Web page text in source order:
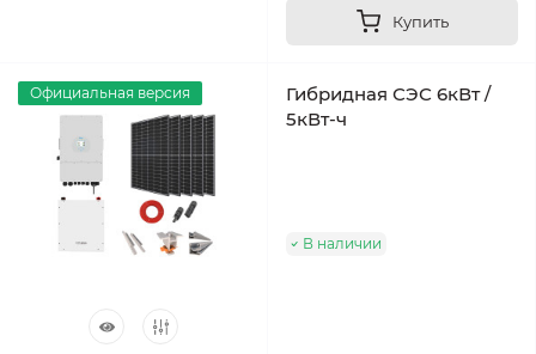
Купить
Официальная версия
Гибридная СЭС 6кВт /
5кВт-ч
В наличии